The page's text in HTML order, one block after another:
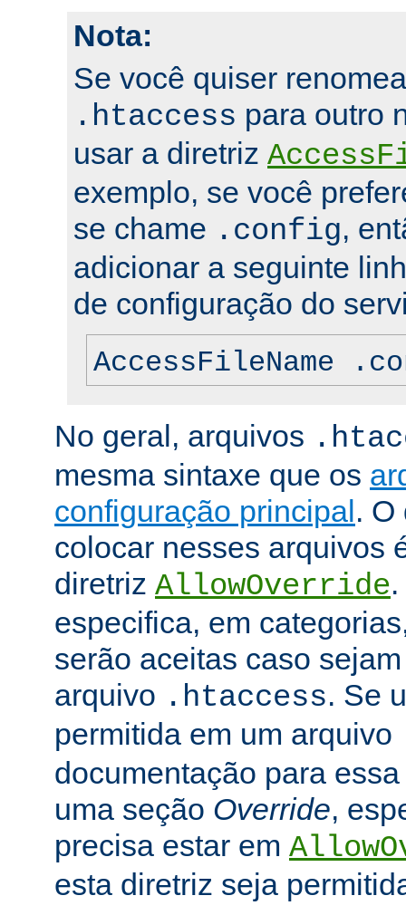
Nota:
Se você quiser
.htaccess para outro
usar a diretriz
exemplo, se você
se chame .config,
adicionar a seguinte
de configuração do
AccessFileName
No geral, arquivos
mesma sintaxe que os
configuração principal. O
colocar nesses arquivos
diretriz AllowOverride
especifica, em
serão aceitas caso
arquivo .htaccess. Se
permitida em um arquivo
documentação para
uma seção Override,
precisa estar em
esta diretriz seja